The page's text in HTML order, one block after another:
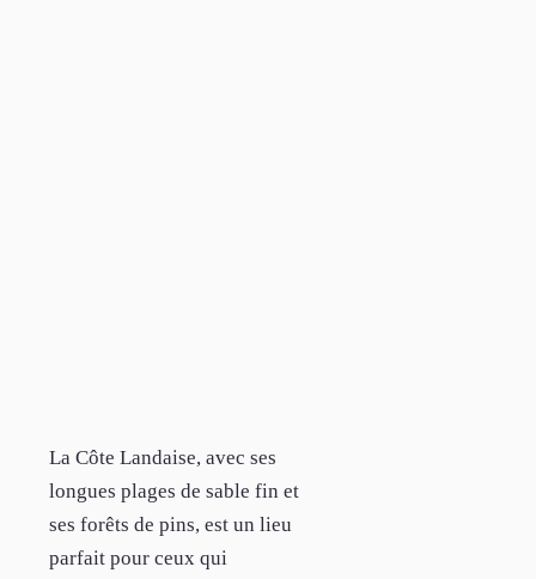
La Côte Landaise, avec ses
longues plages de sable fin et
ses forêts de pins, est un lieu
parfait pour ceux qui